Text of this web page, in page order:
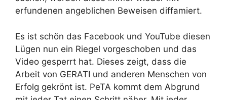
erfundenen angeblichen Beweisen diffamiert.
Es ist schön das Facebook und YouTube diesen
Lügen nun ein Riegel vorgeschoben und das
Video gesperrt hat. Dieses zeigt, dass die
Arbeit von GERATI und anderen Menschen von
Erfolg gekrönt ist. PeTA kommt dem Abgrund